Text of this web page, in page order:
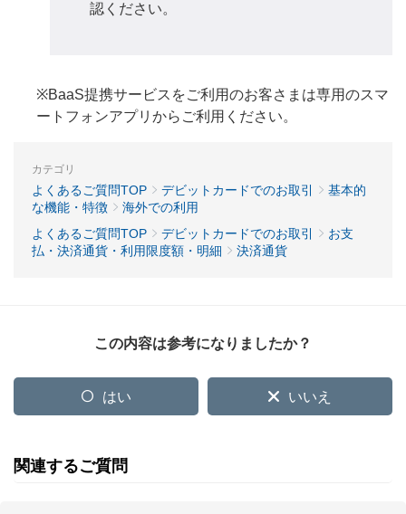
認ください。
※BaaS提携サービスをご利用のお客さまは専用のスマ
ートフォンアプリからご利用ください。
カテゴリ
よくあるご質問TOP デビットカードでのお取引
基本的
な機能・特徴
海外での利用
よくあるご質問TOP
デビットカードでのお取引
お支
払・決済通貨・利用限度額・明細
決済通貨
この内容は参考になりましたか？
はい いいえ
関連するご質問